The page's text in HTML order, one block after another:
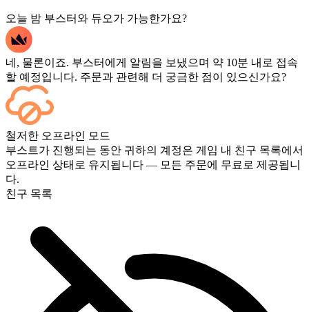
오늘 밤 부스터와 듀오가 가능한가요?
네, 물론이죠. 부스터에게 알림을 보냈으며 약 10분 내로 접속
할 예정입니다. 주문과 관련해 더 궁금한 점이 있으신가요?
네, 모든 경기가 종료되는 즉시 대시보드에 표시됩니다. 게임
플레이를 직접 보고 싶으시다면 결제 시 스트리밍 옵션을 추가
하세요.
철저한 오프라인 모드
부스트가 진행되는 동안 귀하의 계정은 게임 내 친구 목록에서
오프라인 상태로 유지됩니다 — 모든 주문에 무료로 제공됩니
다.
친구 목록